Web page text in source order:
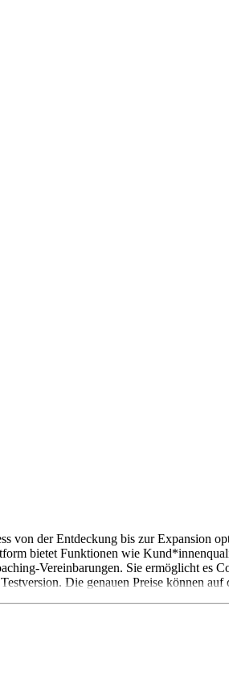
von der Entdeckung bis zur Expansion
bietet Funktionen wie
Vereinbarungen. Sie ermöglicht es
Die genauen Preise können